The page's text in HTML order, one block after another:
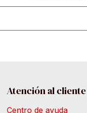
Atención al cliente
Centro de ayuda